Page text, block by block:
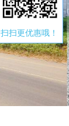
扫扫更优惠哦！